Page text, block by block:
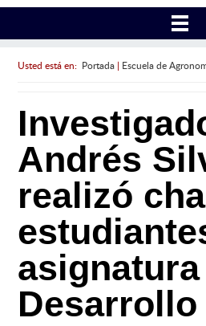
Usted está en: Portada| Escuela de
Andrés
realizó
asignatura
Desarrollo